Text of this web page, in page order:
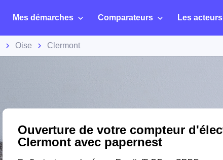
Mes démarches Comparateurs Les acteurs
Oise Clermont